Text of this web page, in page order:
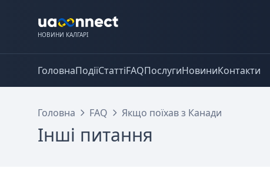
НОВИНИ КАЛГАРІ
ГоловнаПодіїСтаттіFAQПослугиНовиниКонтакти
Головна FAQ Якщо поїхав з Канади
Інші питання